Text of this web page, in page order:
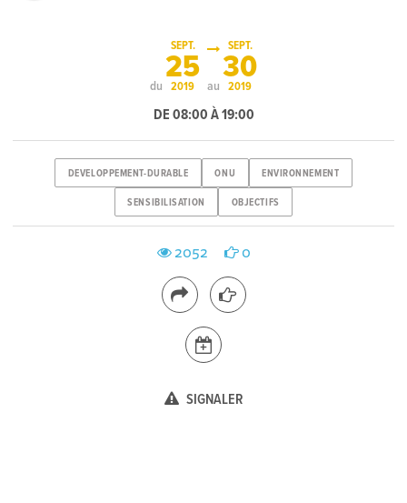
du
SEPT.
25
2019 au
SEPT.
30
2019
DE 08:00 À 19:00
DEVELOPPEMENT-DURABLE ONU ENVIRONNEMENT
SENSIBILISATION OBJECTIFS
2052 0
SIGNALER